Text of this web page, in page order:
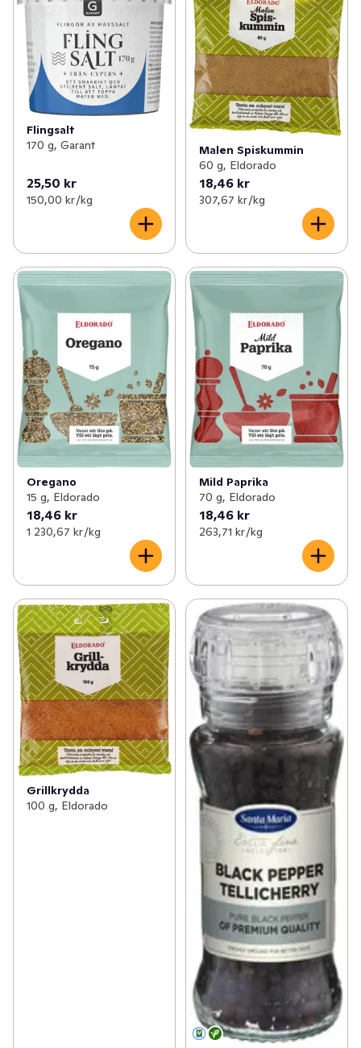
Flingsalt
170 g, Garant
25,50 kr
150,00 kr /kg
Malen Spiskummin
60 g, Eldorado
18,46 kr
307,67 kr /kg
Oregano
15 g, Eldorado
18,46 kr
1 230,67 kr /kg
Mild Paprika
70 g, Eldorado
18,46 kr
263,71 kr /kg
Grillkrydda
100 g, Eldorado